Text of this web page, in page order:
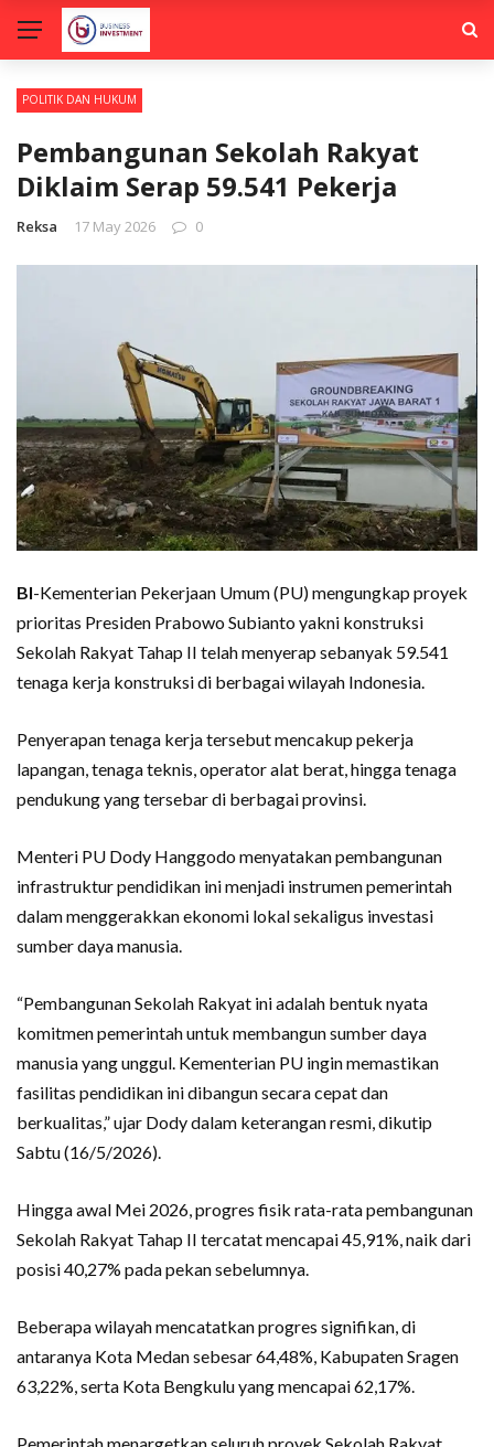
POLITIK DAN HUKUM
Pembangunan Sekolah Rakyat
Diklaim Serap 59.541 Pekerja
Reksa 17 May 2026 0
BI-Kementerian Pekerjaan Umum (PU) mengungkap proyek
prioritas Presiden Prabowo Subianto yakni konstruksi
Sekolah Rakyat Tahap II telah menyerap sebanyak 59.541
tenaga kerja konstruksi di berbagai wilayah Indonesia.
Penyerapan tenaga kerja tersebut mencakup pekerja
lapangan, tenaga teknis, operator alat berat, hingga tenaga
pendukung yang tersebar di berbagai provinsi.
Menteri PU Dody Hanggodo menyatakan pembangunan
infrastruktur pendidikan ini menjadi instrumen pemerintah
dalam menggerakkan ekonomi lokal sekaligus investasi
sumber daya manusia.
“Pembangunan Sekolah Rakyat ini adalah bentuk nyata
komitmen pemerintah untuk membangun sumber daya
manusia yang unggul. Kementerian PU ingin memastikan
fasilitas pendidikan ini dibangun secara cepat dan
berkualitas,” ujar Dody dalam keterangan resmi, dikutip
Sabtu (16/5/2026).
Hingga awal Mei 2026, progres fisik rata-rata pembangunan
Sekolah Rakyat Tahap II tercatat mencapai 45,91%, naik dari
posisi 40,27% pada pekan sebelumnya.
Beberapa wilayah mencatatkan progres signifikan, di
antaranya Kota Medan sebesar 64,48%, Kabupaten Sragen
63,22%, serta Kota Bengkulu yang mencapai 62,17%.